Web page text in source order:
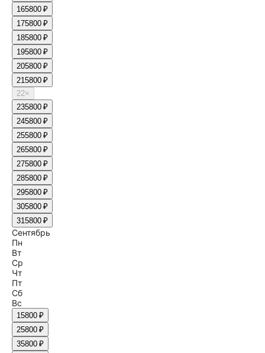
165800 ₽
175800 ₽
185800 ₽
195800 ₽
205800 ₽
215800 ₽
22×
235800 ₽
245800 ₽
255800 ₽
265800 ₽
275800 ₽
285800 ₽
295800 ₽
305800 ₽
315800 ₽
Сентябрь
Пн
Вт
Ср
Чт
Пт
Сб
Вс
15800 ₽
25800 ₽
35800 ₽